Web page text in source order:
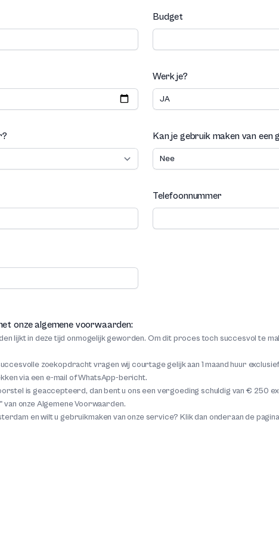
Budget
Werk je?
Kan je gebruik maken van een
Telefoonnummer
onze algemene voorwaarden:
lijkt in deze tijd onmogelijk geworden. Om dit proces toch succesvol te
zoekopdracht vragen wij courtage gelijk aan 1 maand huur exclusief
via een e-mail of WhatsApp-bericht.
is geaccepteerd, dan bent u ons een vergoeding schuldig van € 250
onze Algemene Voorwaarden.
en wilt u gebruikmaken van onze service? Klik dan onderaan de